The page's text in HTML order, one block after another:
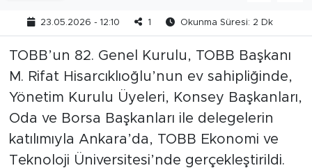
23.05.2026 - 12:10 1 Okunma Süresi: 2 Dk
TOBB’un 82. Genel Kurulu, TOBB Başkanı
M. Rifat Hisarcıklıoğlu’nun ev sahipliğinde,
Yönetim Kurulu Üyeleri, Konsey Başkanları,
Oda ve Borsa Başkanları ile delegelerin
katılımıyla Ankara’da, TOBB Ekonomi ve
Teknoloji Üniversitesi’nde gerçekleştirildi.